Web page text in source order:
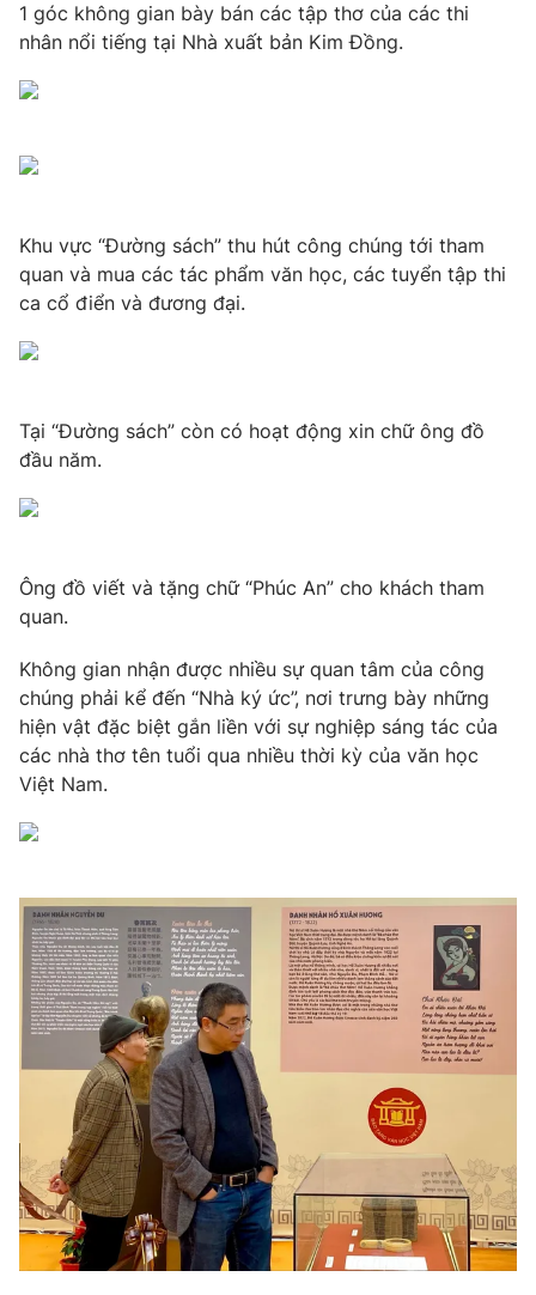
Cơ quan báo chí:Thời báo VTV
Giấy phép hoạt động báo in và báo điện tử số 483/GP-BTTTT
cấp ngày 29/12/2023
Nguyễn Trọng Ninh
Ðiện thoại Thời báo VTV: 024.66 897 897
Email: toasoan@vtv.vn
Liên hệ quảng cáo:024-7300.7108
thuận bằng văn bản. Ghi rõ nguồn VTV.vn khi phát hành lại
thông tin từ website này.
1 góc không gian bày bán các tập thơ của các thi
nhân nổi tiếng tại Nhà xuất bản Kim Đồng.
Khu vực “Đường sách” thu hút công chúng tới tham
quan và mua các tác phẩm văn học, các tuyển tập thi
ca cổ điển và đương đại.
Tại “Đường sách” còn có hoạt động xin chữ ông đồ
đầu năm.
Ông đồ viết và tặng chữ “Phúc An” cho khách tham
quan.
Không gian nhận được nhiều sự quan tâm của công
chúng phải kể đến “Nhà ký ức”, nơi trưng bày những
hiện vật đặc biệt gắn liền với sự nghiệp sáng tác của
các nhà thơ tên tuổi qua nhiều thời kỳ của văn học
Việt Nam.